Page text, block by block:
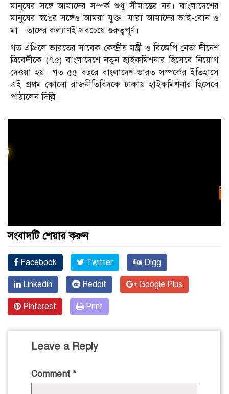
মানুষের সঙ্গে আমাদের সম্পর্ক শুধু সীমান্তের নয়। বাংলাদেশের
মানুষের স্বপ্নের সঙ্গেও আমরা যুক্ত। যারা আমাদের ভাই-বোন ও
মা—তাদের কল্যাণই সবচেয়ে গুরুত্বপূর্ণ।
গত এপ্রিলে ভারতের সাবেক কেন্দ্রীয় মন্ত্রী ও বিজেপি নেতা দীনেশ
ত্রিবেদীকে (৭৫) বাংলাদেশে নতুন হাইকমিশনার হিসেবে নিয়োগ
দেওয়া হয়। গত ৫৫ বছরে বাংলাদেশ-ভারত সম্পর্কের ইতিহাসে
এই প্রথম কোনো রাজনীতিবিদকে ঢাকায় হাইকমিশনার হিসেবে
পাঠালেন দিল্লি।
সংবাদটি শেয়ার করুন
Facebook Twitter Digg
Linkedin Reddit Google Plus
Pinterest Print
Leave a Reply
Comment *